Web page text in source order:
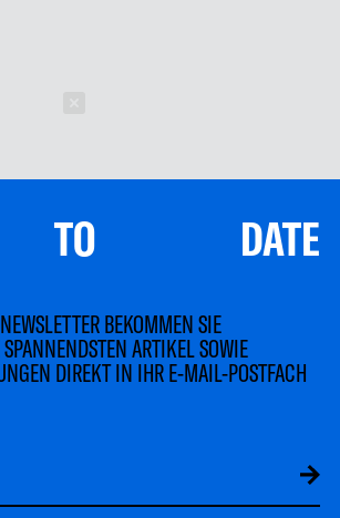
DATE
BEKOMMEN SIE
ARTIKEL SOWIE
DIREKT IN IHR E-MAIL-POSTFACH